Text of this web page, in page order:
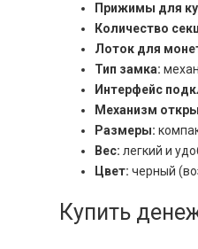
Прижимы для
Количество
Лоток для
Тип замка:
Интерфейс
Механизм
Размеры:
Вес: легкий и
Цвет: черный
Купить